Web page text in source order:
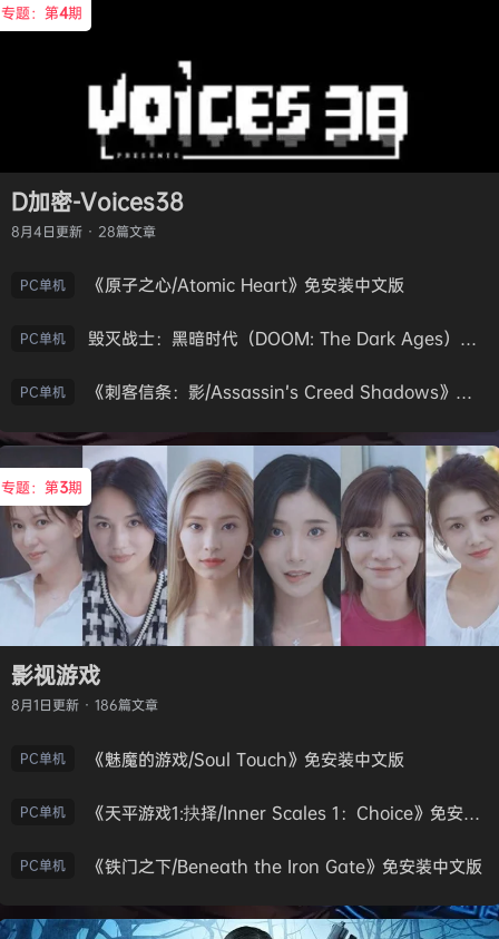
专题：第4期
D加密-Voices38
8月4日更新 · 28篇文章
PC单机 《原子之心/Atomic Heart》免安装中文版
PC单机 毁灭战士：黑暗时代（DOOM: The Dark Ages）免安装中文版
PC单机 《刺客信条：影/Assassin’s Creed Shadows》免安装版，非虚拟机
专题：第3期
影视游戏
8月1日更新 · 186篇文章
PC单机 《魅魔的游戏/Soul Touch》免安装中文版
PC单机 《天平游戏1:抉择/Inner Scales 1：Choice》免安装中文版
PC单机 《铁门之下/Beneath the Iron Gate》免安装中文版